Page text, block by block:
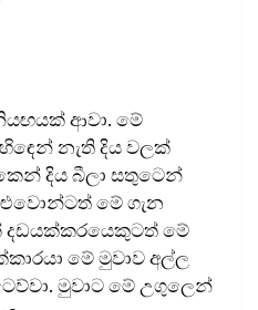
ආවා. මේ
නැති දිය වලක්
දිය බීලා සතුටෙන්
මේ ගැන
දඩයක්කරයෙකුටත් මේ
මේ මුවාව අල්ල
මුවාට මේ උගුලෙන්